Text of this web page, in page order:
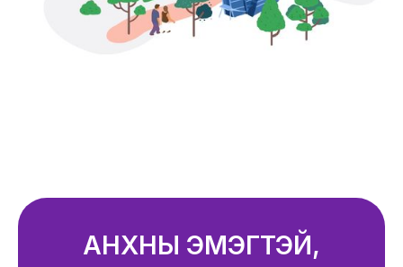
АНХНЫ ЭМЭГТЭЙ,